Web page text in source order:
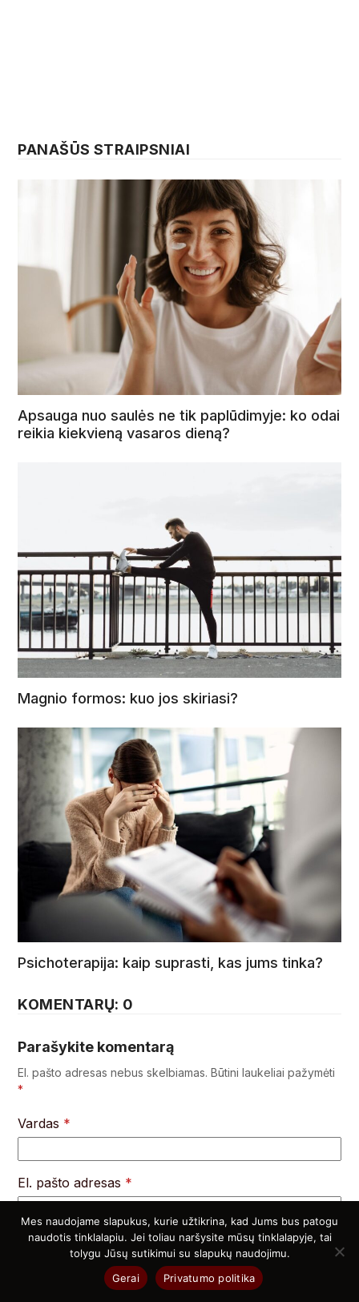
PANAŠŪS STRAIPSNIAI
Apsauga nuo saulės ne tik paplūdimyje: ko odai
reikia kiekvieną vasaros dieną?
Magnio formos: kuo jos skiriasi?
Psichoterapija: kaip suprasti, kas jums tinka?
KOMENTARŲ: 0
Parašykite komentarą
El. pašto adresas nebus skelbiamas. Būtini laukeliai pažymėti
*
Vardas *
El. pašto adresas *
Interneto puslapis
Mes naudojame slapukus, kurie užtikrina, kad Jums bus patogu
naudotis tinklalapiu. Jei toliau naršysite mūsų tinklalapyje, tai
tolygu Jūsų sutikimui su slapukų naudojimu.
Gerai
Privatumo politika